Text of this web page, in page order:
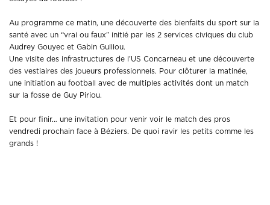
Au programme ce matin, une découverte des bienfaits du sport sur la
santé avec un “vrai ou faux” initié par les 2 services civiques du club
Audrey Gouyec et Gabin Guillou.
Une visite des infrastructures de l’US Concarneau et une découverte
des vestiaires des joueurs professionnels. Pour clôturer la matinée,
une initiation au football avec de multiples activités dont un match
sur la fosse de Guy Piriou.
Et pour finir… une invitation pour venir voir le match des pros
vendredi prochain face à Béziers. De quoi ravir les petits comme les
grands !